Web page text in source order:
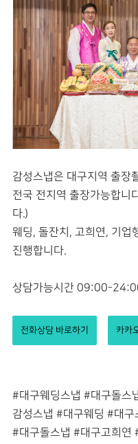
감성스냅은 대구지역 출장
전국 전지역 출장가능합니
다.)
웨딩, 돌잔치, 고희연, 기업
진행합니다.
상담가능시간 09:00-
전화상담 바로하기 카카
#대구웨딩스냅 #대구돌스
감성스냅 #대구웨딩 #대
#대구돌스냅 #대구고희연